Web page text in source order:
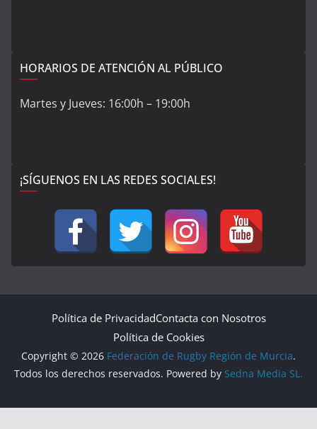
HORARIOS DE ATENCIÓN AL PÚBLICO
Martes y Jueves: 16:00h – 19:00h
¡SÍGUENOS EN LAS REDES SOCIALES!
Política de PrivacidadContacta con Nosotros
Política de Cookies
Copyright © 2026 Federación de Rugby Región de Murcia.
Todos los derechos reservados. Powered by Sedna Media SL.